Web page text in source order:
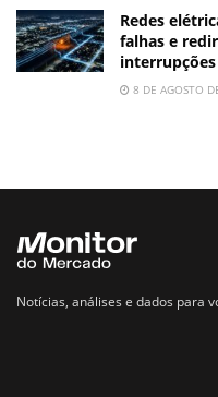
Redes
falhas e
8 DE AGOSTO
Notícias, análises e dados para